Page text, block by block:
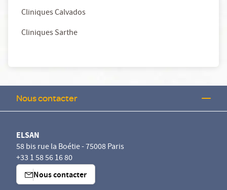
Cliniques Calvados
Cliniques Sarthe
Nous contacter
ELSAN
58 bis rue la Boétie - 75008 Paris
+33 1 58 56 16 80
Nous contacter